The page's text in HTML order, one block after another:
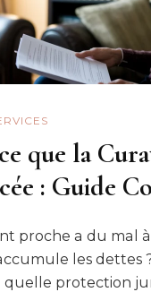
que la
: Guide
proche a du mal
les dettes
quelle protection